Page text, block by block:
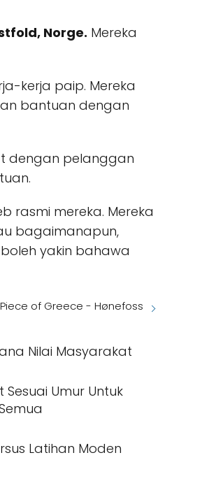
Norge. Mereka
kerja paip. Mereka
bantuan dengan
dengan pelanggan
rasmi mereka. Mereka
bagaimanapun,
yakin bahawa
Piece of Greece - Hønefoss
Nilai Masyarakat
Sesuai Umur Untuk
Latihan Moden